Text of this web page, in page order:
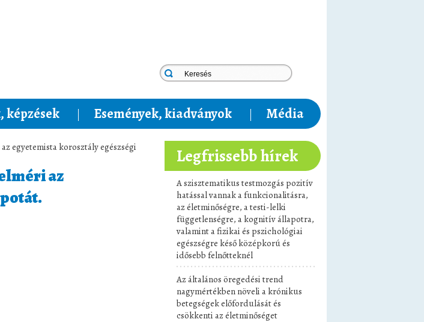
képzések Események, kiadványok Média
egyetemista korosztály egészségi
az
Legfrissebb hírek
A szisztematikus testmozgás pozitív
hatással vannak a funkcionalitásra,
az életminőségre, a testi-lelki
függetlenségre, a kognitív állapotra,
valamint a fizikai és pszichológiai
egészségre késő középkorú és
idősebb felnőtteknél
Az általános öregedési trend
nagymértékben növeli a krónikus
betegségek előfordulását és
csökkenti az életminőséget